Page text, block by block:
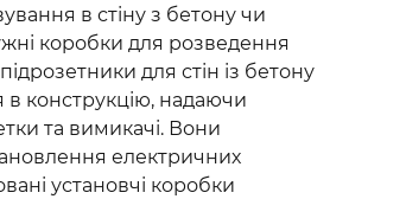
в стіну з бетону чи
коробки для розведення
для стін із бетону
в конструкцію, надаючи
та вимикачі. Вони
електричних
установчі коробки